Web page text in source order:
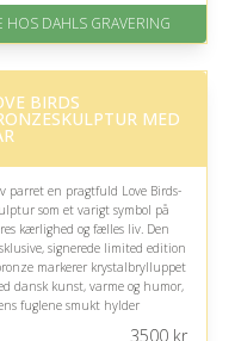
På lager
Levering: 2-3 dage
Fremragende Trustpilot rating
HOS DAHLS GRAVERING
BIRDS
MED
parret en pragtfuld Love Birds-
som et varigt symbol på
kærlighed og fælles liv. Den
signerede limited edition
markerer krystalbrylluppet
dansk kunst, varme og humor,
fuglene smukt hylder
3500kr